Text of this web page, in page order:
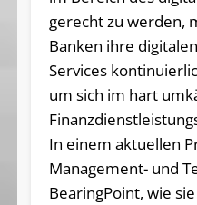
gerecht zu werden,
Banken ihre
Services
um sich im hart
In einem aktuellen
Management- und
BearingPoint, wie